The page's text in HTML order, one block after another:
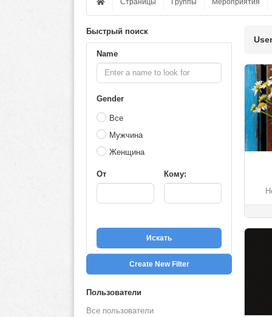
Быстрый поиcк
Name
Gender
Все
Мужчина
Женщина
От Кому:
Искать
Create New Filter
Пользователи
Все пользователи